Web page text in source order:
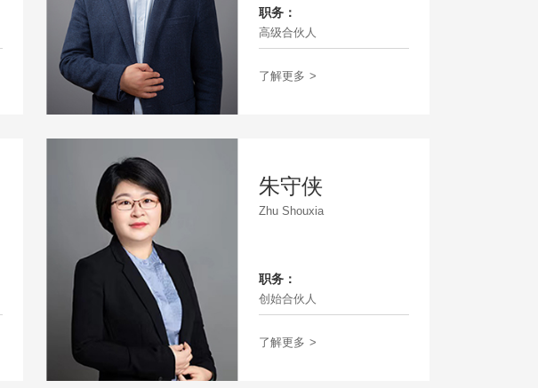
职务：
高级合伙人
了解更多 >
朱守侠
Zhu Shouxia
职务：
创始合伙人
了解更多 >